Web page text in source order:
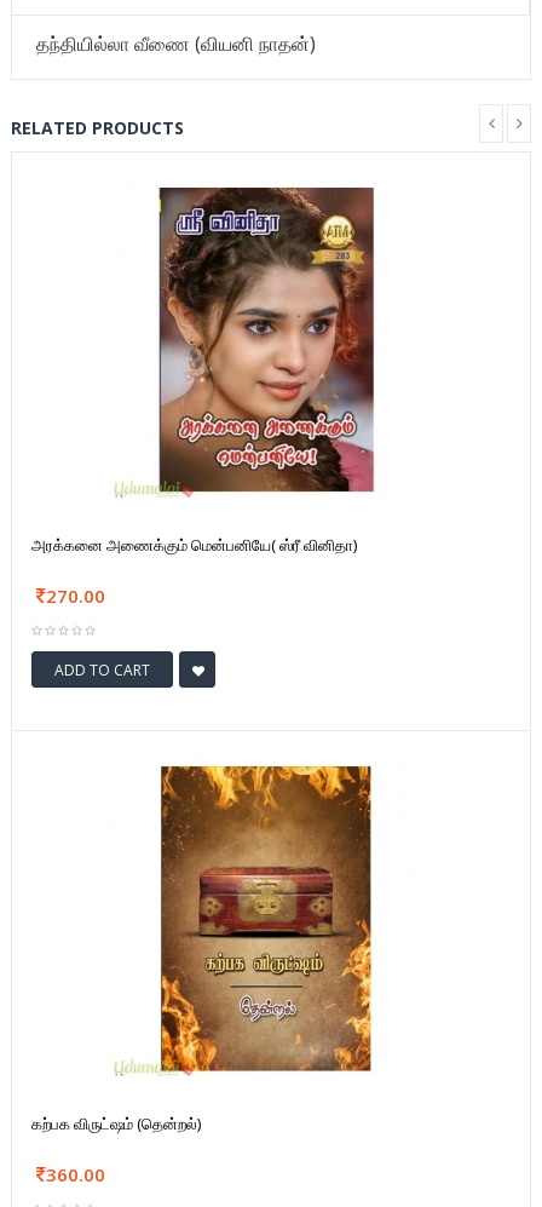
தந்தியில்லா வீணை (வியனி நாதன்)
RELATED PRODUCTS
அரக்கனை அணைக்கும் மென்பனியே( ஸ்ரீ வினிதா)
270.00
ADD TO CART
கற்பக விருட்ஷம் (தென்றல்)
360.00